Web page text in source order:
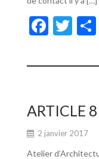
F
e
o
o
k
T
itt
ARTICLE
2 janvier 2017
Atelier